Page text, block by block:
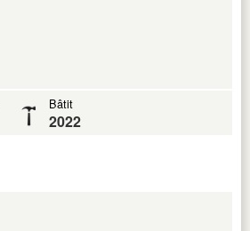
Bâtit
2022